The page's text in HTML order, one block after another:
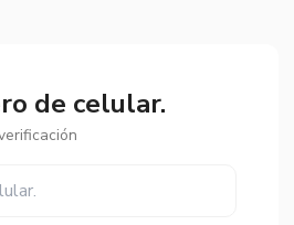
de celular.